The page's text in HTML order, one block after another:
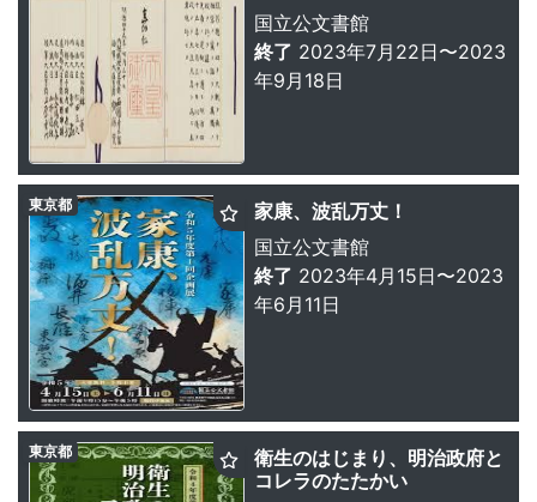
国立公文書館
終了 2023年7月22日〜2023
年9月18日
家康、波乱万丈！
国立公文書館
終了 2023年4月15日〜2023
年6月11日
東京都
衛生のはじまり、明治政府と
コレラのたたかい
東京都